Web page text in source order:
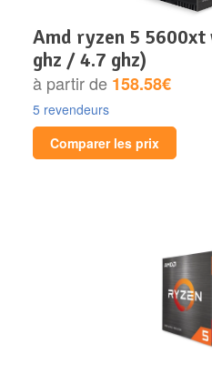
amd ryzen 5 5600xt wraith stealth (3.7
ghz / 4.7 ghz)
à partir de 158.58€
5 revendeurs
Comparer les prix